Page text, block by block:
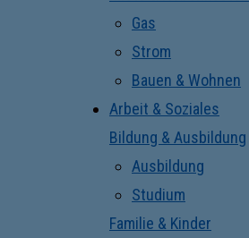
Gas
Strom
Bauen & Wohnen
Arbeit & Soziales
Bildung & Ausbildung
Ausbildung
Studium
Familie & Kinder